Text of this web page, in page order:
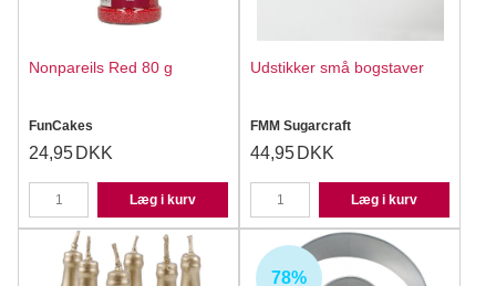
Nonpareils Red 80 g
FunCakes
24,95 DKK
Læg i kurv
Udstikker små bogstaver
FMM Sugarcraft
44,95 DKK
Læg i kurv
78%